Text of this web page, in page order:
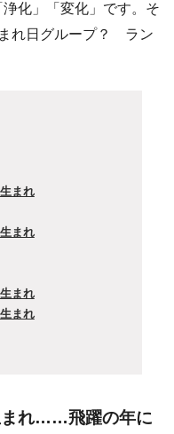
化」「変化」です。そ
れ日グループ？ ラン
まれ
まれ
まれ
まれ
れ……飛躍の年に